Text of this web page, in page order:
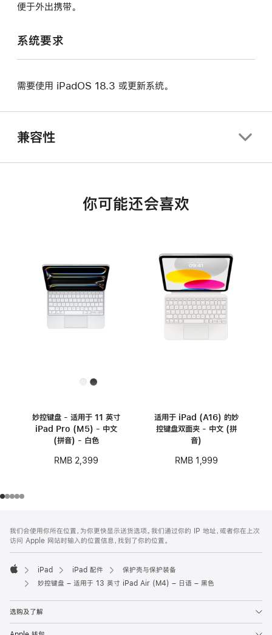
便于外出携带。
系统要求
需要使用 iPadOS 18.3 或更新系统。
兼容性
你可能还会喜欢
妙控键盘 - 适用于 11 英寸
iPad Pro (M5) - 中文
(拼音) - 白色
RMB 2,399
适用于 iPad (A16) 的妙
控键盘双面夹 - 中文 (拼
音)
RMB 1,999
页
页
脚
注
我们会使用你所在位置，为你更快显示送货选项。我们通过你的 IP 地址，或者你在上次
访问 Apple 网站时输入的位置信息，找到了你的位置。
Apple
iPad iPad 配件
保护壳与保护装备
妙控键盘 – 适用于 13 英寸 iPad Air (M4) – 日语 – 黑色
选购及了解